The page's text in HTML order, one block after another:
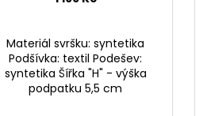
Materiál svršku: syntetika
Podšívka: textil Podešev:
syntetika Šířka "H" - výška
podpatku 5,5 cm